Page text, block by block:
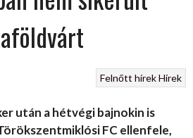
Felnőtt hírekHírek
után a hétvégi bajnokin is
FC ellenfele,